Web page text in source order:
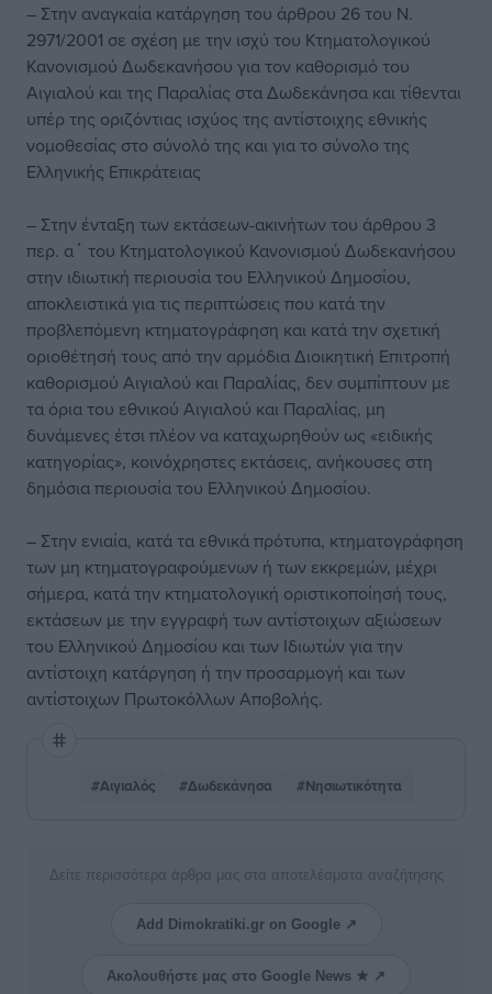
– Στην αναγκαία κατάργηση του άρθρου 26 του Ν.
2971/2001 σε σχέση με την ισχύ του Κτηματολογικού
Κανονισμού Δωδεκανήσου για τον καθορισμό του
Αιγιαλού και της Παραλίας στα Δωδεκάνησα και τίθενται
υπέρ της οριζόντιας ισχύος της αντίστοιχης εθνικής
νομοθεσίας στο σύνολό της και για το σύνολο της
Ελληνικής Επικράτειας
– Στην ένταξη των εκτάσεων-ακινήτων του άρθρου 3
περ. α΄ του Κτηματολογικού Κανονισμού Δωδεκανήσου
στην ιδιωτική περιουσία του Ελληνικού Δημοσίου,
αποκλειστικά για τις περιπτώσεις που κατά την
προβλεπόμενη κτηματογράφηση και κατά την σχετική
οριοθέτησή τους από την αρμόδια Διοικητική Επιτροπή
καθορισμού Αιγιαλού και Παραλίας, δεν συμπίπτουν με
τα όρια του εθνικού Αιγιαλού και Παραλίας, μη
δυνάμενες έτσι πλέον να καταχωρηθούν ως «ειδικής
κατηγορίας», κοινόχρηστες εκτάσεις, ανήκουσες στη
δημόσια περιουσία του Ελληνικού Δημοσίου.
– Στην ενιαία, κατά τα εθνικά πρότυπα, κτηματογράφηση
των μη κτηματογραφούμενων ή των εκκρεμών, μέχρι
σήμερα, κατά την κτηματολογική οριστικοποίησή τους,
εκτάσεων με την εγγραφή των αντίστοιχων αξιώσεων
του Ελληνικού Δημοσίου και των Ιδιωτών για την
αντίστοιχη κατάργηση ή την προσαρμογή και των
αντίστοιχων Πρωτοκόλλων Αποβολής.
#Αιγιαλός #Δωδεκάνησα #Νησιωτικότητα
Δείτε περισσότερα άρθρα μας στα αποτελέσματα αναζήτησης
Add Dimokratiki.gr on Google ↗
Ακολουθήστε μας στο Google News ★ ↗